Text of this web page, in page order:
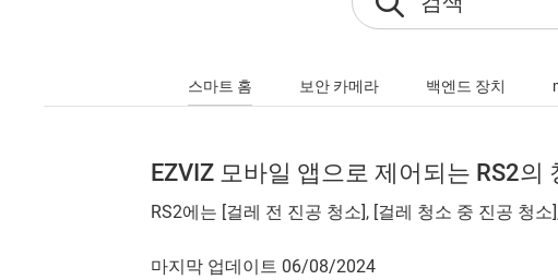
스마트 홈 보안 카메라 백엔드 장치
EZVIZ 모바일 앱으로 제어되는 RS2의
RS2에는 [걸레 전 진공 청소], [걸레 청소 중 진공 청
마지막 업데이트 06/08/2024